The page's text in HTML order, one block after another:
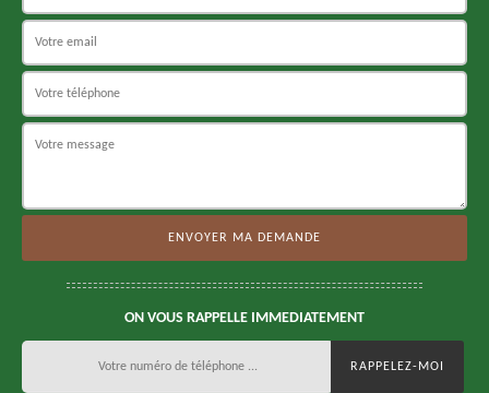
ON VOUS RAPPELLE IMMEDIATEMENT